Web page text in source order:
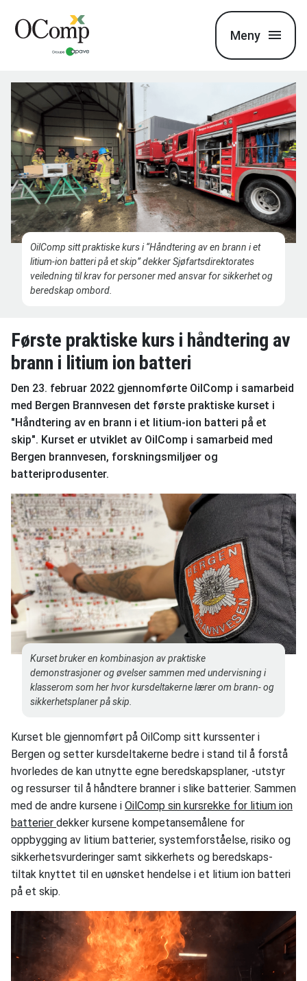
Meny
OilComp sitt praktiske kurs i “Håndtering av en brann i et
litium-ion batteri på et skip” dekker Sjøfartsdirektorates
veiledning til krav for personer med ansvar for sikkerhet og
beredskap ombord.
Første praktiske kurs i håndtering av
brann i litium ion batteri
Den 23. februar 2022 gjennomførte OilComp i samarbeid
med Bergen Brannvesen det første praktiske kurset i
"Håndtering av en brann i et litium-ion batteri på et
skip". Kurset er utviklet av OilComp i samarbeid med
Bergen brannvesen, forskningsmiljøer og
batteriprodusenter.
Kurset bruker en kombinasjon av praktiske
demonstrasjoner og øvelser sammen med undervisning i
klasserom som her hvor kursdeltakerne lærer om brann- og
sikkerhetsplaner på skip.
Kurset ble gjennomført på OilComp sitt kurssenter i
Bergen og setter kursdeltakerne bedre i stand til å forstå
hvorledes de kan utnytte egne beredskapsplaner, -utstyr
og ressurser til å håndtere branner i slike batterier. Sammen
med de andre kursene i OilComp sin kursrekke for litium ion
batterier dekker kursene kompetansemålene for
oppbygging av litium batterier, systemforståelse, risiko og
sikkerhetsvurderinger samt sikkerhets og beredskaps-
tiltak knyttet til en uønsket hendelse i et litium ion batteri
på et skip.